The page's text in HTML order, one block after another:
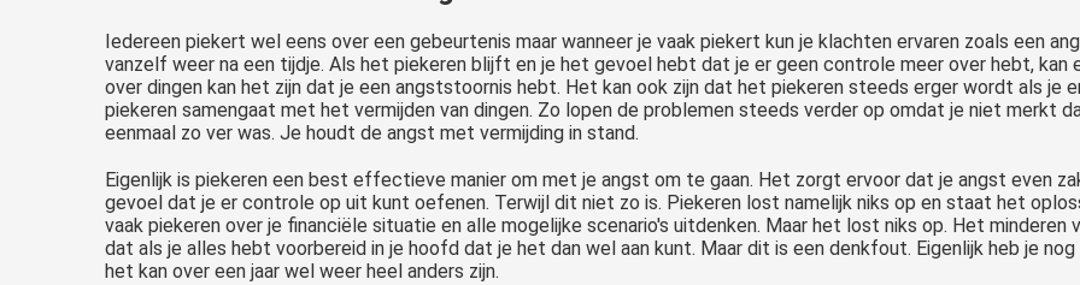
Iedereen piekert wel eens over een gebeurtenis maar wanneer je vaak piekert kun je klachten ervaren zoals een
vanzelf weer na een tijdje. Als het piekeren blijft en je het gevoel hebt dat je er geen controle meer over hebt, kan
over dingen kan het zijn dat je een angststoornis hebt. Het kan ook zijn dat het piekeren steeds erger wordt als je
piekeren samengaat met het vermijden van dingen. Zo lopen de problemen steeds verder op omdat je niet merkt
eenmaal zo ver was. Je houdt de angst met vermijding in stand.
Eigenlijk is piekeren een best effectieve manier om met je angst om te gaan. Het zorgt ervoor dat je angst even
gevoel dat je er controle op uit kunt oefenen. Terwijl dit niet zo is. Piekeren lost namelijk niks op en staat het
vaak piekeren over je financiële situatie en alle mogelijke scenario's uitdenken. Maar het lost niks op. Het
dat als je alles hebt voorbereid in je hoofd dat je het dan wel aan kunt. Maar dit is een denkfout. Eigenlijk heb je
het kan over een jaar wel weer heel anders zijn.